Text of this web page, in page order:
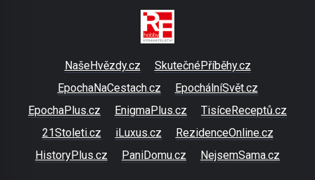
NašeHvězdy.cz
SkutečnéPříběhy.cz
EpochaNaCestach.cz
EpochálníSvět.cz
EpochaPlus.cz
EnigmaPlus.cz
TisíceReceptů.cz
21Stoleti.cz
iLuxus.cz
RezidenceOnline.cz
HistoryPlus.cz
PaniDomu.cz NejsemSama.cz